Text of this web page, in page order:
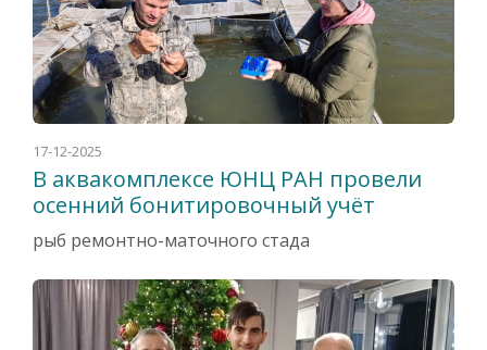
17-12-2025
В аквакомплексе ЮНЦ РАН провели
осенний бонитировочный учёт
рыб ремонтно-маточного стада